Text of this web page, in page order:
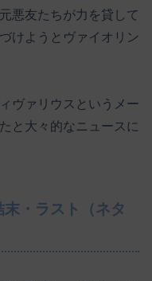
悪友たちが力を貸して
けようとヴァイオリン
ヴァリウスというメー
と大々的なニュースに
・ラスト（ネタ